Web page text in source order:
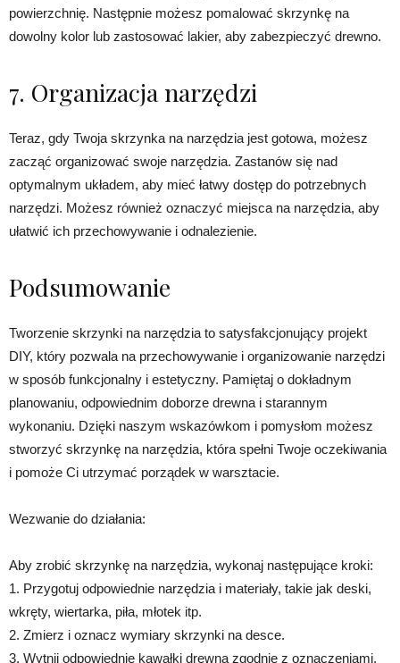
powierzchnię. Następnie możesz pomalować skrzynkę na
dowolny kolor lub zastosować lakier, aby zabezpieczyć drewno.
7. Organizacja narzędzi
Teraz, gdy Twoja skrzynka na narzędzia jest gotowa, możesz
zacząć organizować swoje narzędzia. Zastanów się nad
optymalnym układem, aby mieć łatwy dostęp do potrzebnych
narzędzi. Możesz również oznaczyć miejsca na narzędzia, aby
ułatwić ich przechowywanie i odnalezienie.
Podsumowanie
Tworzenie skrzynki na narzędzia to satysfakcjonujący projekt
DIY, który pozwala na przechowywanie i organizowanie narzędzi
w sposób funkcjonalny i estetyczny. Pamiętaj o dokładnym
planowaniu, odpowiednim doborze drewna i starannym
wykonaniu. Dzięki naszym wskazówkom i pomysłom możesz
stworzyć skrzynkę na narzędzia, która spełni Twoje oczekiwania
i pomoże Ci utrzymać porządek w warsztacie.
Wezwanie do działania:
Aby zrobić skrzynkę na narzędzia, wykonaj następujące kroki:
1. Przygotuj odpowiednie narzędzia i materiały, takie jak deski,
wkręty, wiertarka, piła, młotek itp.
2. Zmierz i oznacz wymiary skrzynki na desce.
3. Wytnij odpowiednie kawałki drewna zgodnie z oznaczeniami.